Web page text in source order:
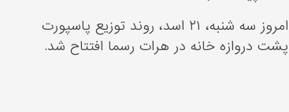
امروز سه شنبه، ۲۱ اسد، روند توزیع پاسپورت
پشت دروازه خانه در هرات رسما افتتاح شد.